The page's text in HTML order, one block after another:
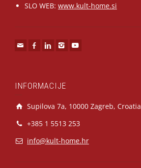
SLO WEB: www.kult-home.si
INFORMACIJE
Supilova 7a, 10000 Zagreb, Croatia
+385 1 5513 253
info@kult-home.hr